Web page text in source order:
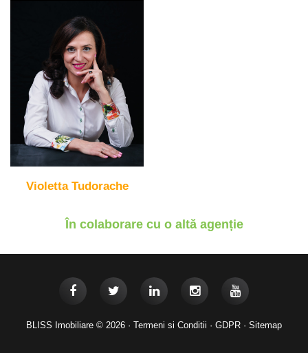
Violetta Tudorache
În colaborare cu o altă agenție
BLISS Imobiliare © 2026 · Termeni si Conditii · GDPR · Sitemap